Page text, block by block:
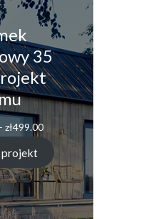
35
zł499.00Zakres
cen:
od
zł249.00
do
zł499.00
projekt